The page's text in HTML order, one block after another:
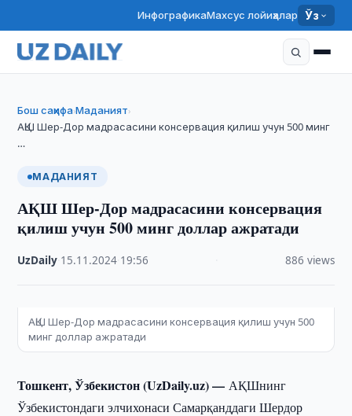
ИнфографикаМахсус лойиҳалар Ўз
Бош саҳифа›Маданият›
АҚШ Шер-Дор мадрасасини консервация қилиш учун 500 минг
…
МАДАНИЯТ
АҚШ Шер-Дор мадрасасини консервация
қилиш учун 500 минг доллар ажратади
UzDaily 15.11.2024 19:56 886 views
АҚШ Шер-Дор мадрасасини консервация қилиш учун 500
минг доллар ажратади
Тошкент, Ўзбекистон (UzDaily.uz) —АҚШнинг
Ўзбекистондаги элчихонаси Самарқанддаги Шердор